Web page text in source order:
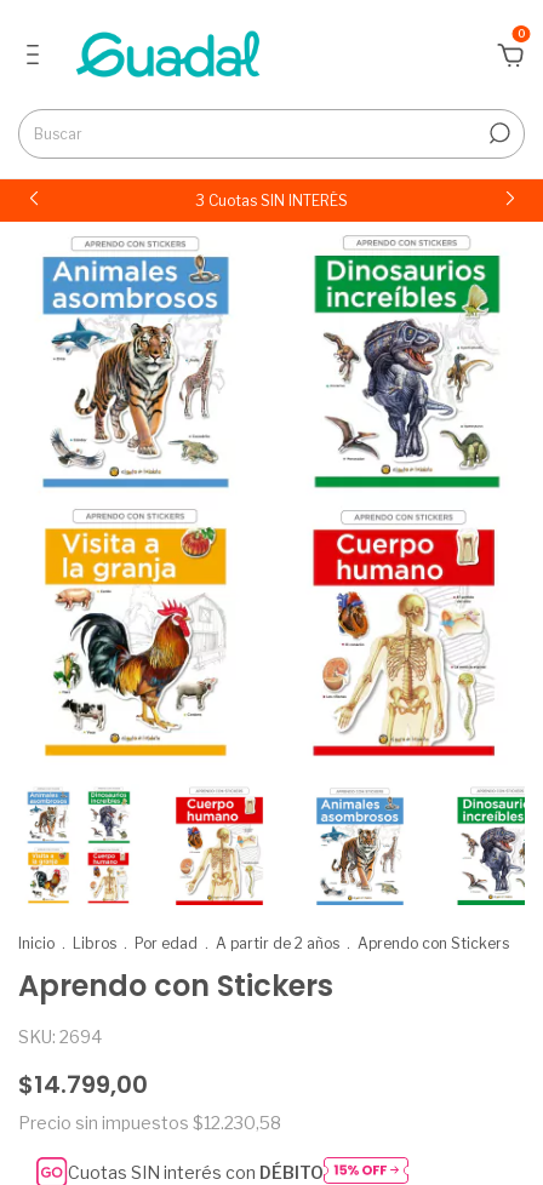
0
3 Cuotas SIN INTERÉS
Inicio . Libros . Por edad . A partir de 2 años . Aprendo con Stickers
Aprendo con Stickers
SKU: 2694
$14.799,00
Precio sin impuestos $12.230,58
Cuotas SIN interés con DÉBITO